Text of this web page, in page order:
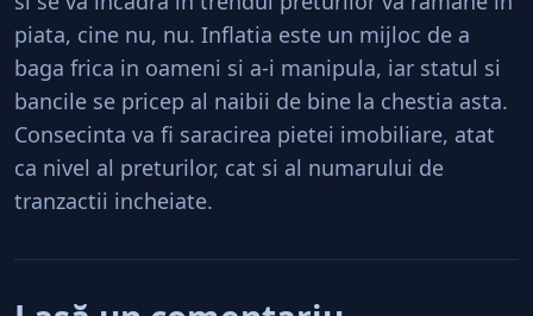
piata, cine nu, nu. Inflatia este un mijloc de a
baga frica in oameni si a-i manipula, iar statul si
bancile se pricep al naibii de bine la chestia asta.
Consecinta va fi saracirea pietei imobiliare, atat
ca nivel al preturilor, cat si al numarului de
tranzactii incheiate.